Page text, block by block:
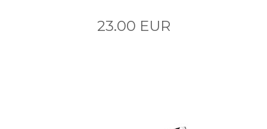
23.00 EUR